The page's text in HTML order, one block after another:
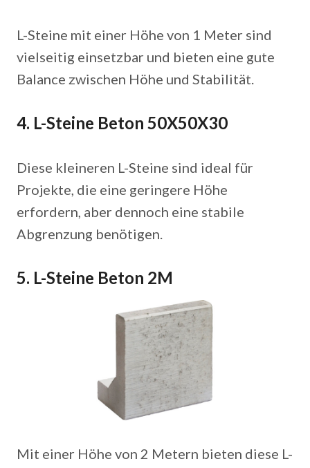
L-Steine mit einer Höhe von 1 Meter sind
vielseitig einsetzbar und bieten eine gute
Balance zwischen Höhe und Stabilität.
4. L-Steine Beton 50X50X30
Diese kleineren L-Steine sind ideal für
Projekte, die eine geringere Höhe
erfordern, aber dennoch eine stabile
Abgrenzung benötigen.
5. L-Steine Beton 2M
Mit einer Höhe von 2 Metern bieten diese L-